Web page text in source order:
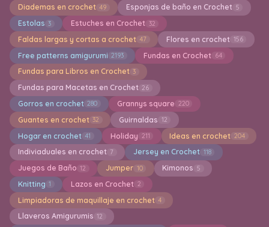
Diademas en crochet 49 Esponjas de baño en Crochet 5
Estolas 3 Estuches en Crochet 32
Faldas largas y cortas a crochet 47 Flores en crochet 156
Free patterns amigurumi 2193 Fundas en Crochet 64
Fundas para Libros en Crochet 3
Fundas para Macetas en Crochet 26
Gorros en crochet 280 Grannys square 220
Guantes en crochet 32 Guirnaldas 12
Hogar en crochet 41 Holiday 211 Ideas en crochet 204
Indiviaduales en crochet 7 Jersey en Crochet 118
Juegos de Baño 12 Jumper 10 Kimonos 5
Knitting 1 Lazos en Crochet 2
Limpiadoras de maquillaje en crochet 4
Llaveros Amigurumis 12